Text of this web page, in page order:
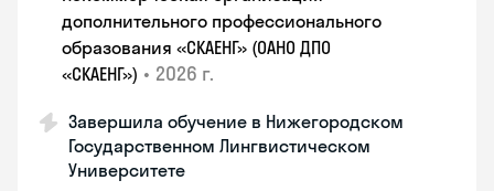
дополнительного профессионального
образования «СКАЕНГ» (ОАНО ДПО
«СКАЕНГ») • 2026 г.
Завершила обучение в Нижегородском
Государственном Лингвистическом
Университете